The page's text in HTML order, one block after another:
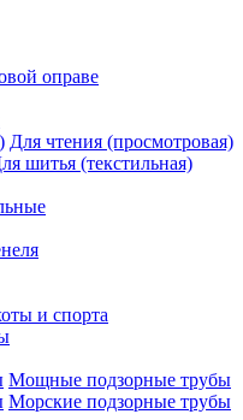
оправе
Для чтения (просмотровая)
шитья (текстильная)
и спорта
Мощные подзорные трубы
Морские подзорные трубы